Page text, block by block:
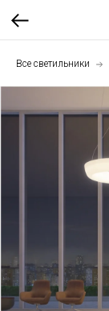
Все светильники